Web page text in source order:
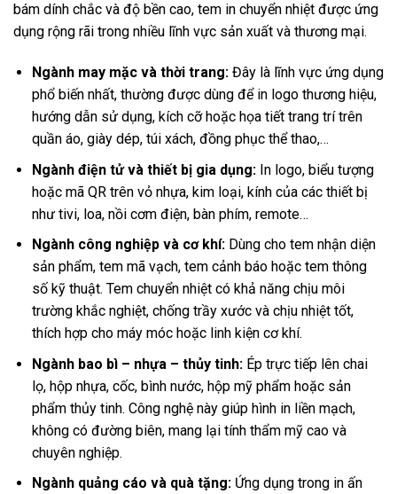
bám dính chắc và độ bền cao, tem in chuyển nhiệt được ứng
dụng rộng rãi trong nhiều lĩnh vực sản xuất và thương mại.
Ngành may mặc và thời trang:Đây là lĩnh vực ứng dụng
phổ biến nhất, thường được dùng để in logo thương hiệu,
hướng dẫn sử dụng, kích cỡ hoặc họa tiết trang trí trên
quần áo, giày dép, túi xách, đồng phục thể thao,…
Ngành điện tử và thiết bị gia dụng:In logo, biểu tượng
hoặc mã QR trên vỏ nhựa, kim loại, kính của các thiết bị
như tivi, loa, nồi cơm điện, bàn phím, remote…
Ngành công nghiệp và cơ khí: Dùng cho tem nhận diện
sản phẩm, tem mã vạch, tem cảnh báo hoặc tem thông
số kỹ thuật. Tem chuyển nhiệt có khả năng chịu môi
trường khắc nghiệt, chống trầy xước và chịu nhiệt tốt,
thích hợp cho máy móc hoặc linh kiện cơ khí.
Ngành bao bì – nhựa – thủy tinh:Ép trực tiếp lên chai
lọ, hộp nhựa, cốc, bình nước, hộp mỹ phẩm hoặc sản
phẩm thủy tinh. Công nghệ này giúp hình in liền mạch,
không có đường biên, mang lại tính thẩm mỹ cao và
chuyên nghiệp.
Ngành quảng cáo và quà tặng: Ứng dụng trong in ấn